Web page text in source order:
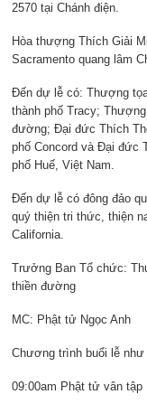
2570 tại Chánh điện.
Hòa thượng Thích Giải
Sacramento quang lâm
Đến dự lễ có: Thượng
thành phố Tracy;
đường; Đại đức Thích
phố Concord và Đại đức
phố Huế, Việt Nam.
Đến dự lễ có đông đảo
quý thiện tri thức, thiện
California.
Trưởng Ban Tổ chức:
thiền đường
MC: Phật tử Ngọc Anh
Chương trình buổi lễ như
09:00am Phật tử vân tập